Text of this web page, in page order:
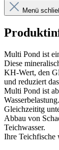
Menü
Multi Pond ist
Diese
KH-Wert, den
und reduziert
Multi Pond ist
Wasserbelastung.
Gleichzeititg
Abbau von
Teichwasser.
Ihre Teichfische